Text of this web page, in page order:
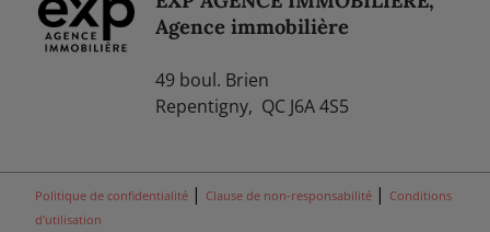
EXP AGENCE IMMOBILIÈRE,
Agence immobilière
49 boul. Brien
Repentigny, QC J6A 4S5
| |